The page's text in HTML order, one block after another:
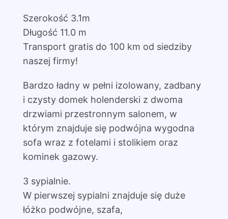
Szerokość 3.1m
Długość 11.0 m
Transport gratis do 100 km od siedziby
naszej firmy!
Bardzo ładny w pełni izolowany, zadbany
i czysty domek holenderski z dwoma
drzwiami przestronnym salonem, w
którym znajduje się podwójna wygodna
sofa wraz z fotelami i stolikiem oraz
kominek gazowy.
3 sypialnie.
W pierwszej sypialni znajduje się duże
łóżko podwójne, szafa,